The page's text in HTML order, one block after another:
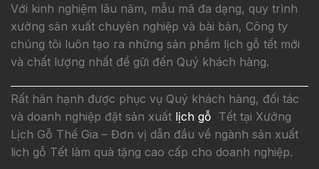
Với kinh nghiệm lâu năm, mẫu mã đa dạng, quy trình
xưởng sản xuất chuyên nghiệp và bài bản, Công ty
chúng tôi luôn tạo ra những sản phẩm lịch gỗ tết mới
và chất lượng nhất để gửi đến Quý khách hàng.
Rất hân hạnh được phục vụ Quý khách hàng, đối tác
và doanh nghiệp đặt sản xuất lịch gỗ Tết tại Xưởng
Lịch Gỗ Thế Gia – Đơn vị dẫn đầu về ngành sản xuất
lich gỗ Tết làm quà tặng cao cấp cho doanh nghiệp.